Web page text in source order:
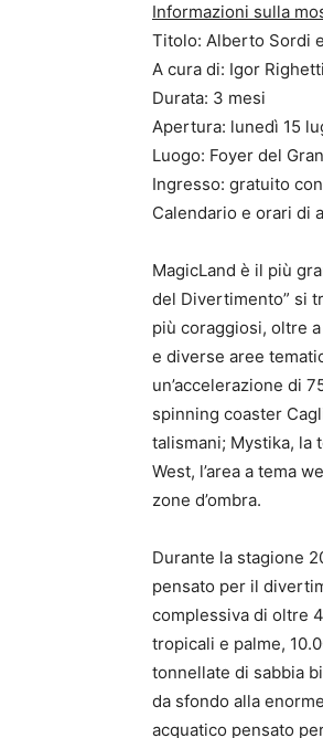
Informazioni sulla
Titolo: Alberto Sordi
A cura di: Igor Righetti
Durata: 3 mesi
Apertura: lunedì 15
Luogo: Foyer del
Ingresso: gratuito
Calendario e orari di
MagicLand è il più
del Divertimento” si
più coraggiosi, oltre
e diverse aree
un’accelerazione di
spinning coaster
talismani; Mystika, la
West, l’area a tema
zone d’ombra.
Durante la stagione
pensato per il
complessiva di oltre
tropicali e palme,
tonnellate di sabbia
da sfondo alla
acquatico pensato